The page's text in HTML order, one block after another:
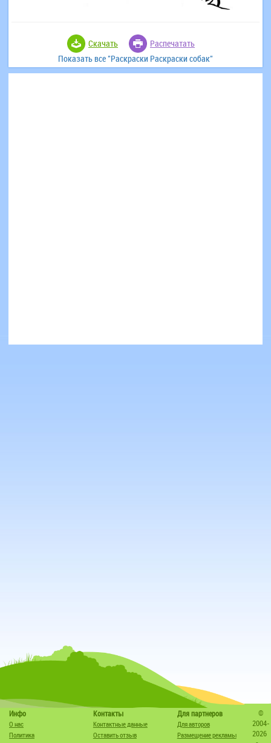
Скачать
Распечатать
Показать все "Раскраски Раскраски собак"
Инфо
О нас
Политика
Контакты
Контактные данные
Оставить отзыв
Для партнеров
Для авторов
Размещение рекламы
©
2004-
2026